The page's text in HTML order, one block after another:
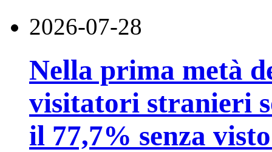
2026-07-28
Nella prima metà
visitatori stranieri
il 77,7% senza